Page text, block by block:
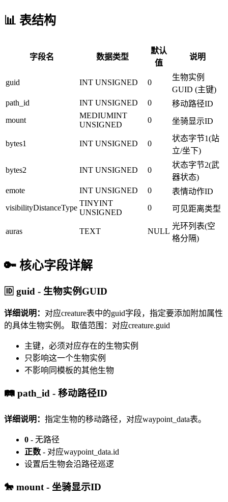
📊 表结构
字段名 数据类型
默认
值
说明
guid INT UNSIGNED 0
生物实例
GUID (主键)
path_id
INT UNSIGNED 0
移动路径ID
mount
MEDIUMINT
UNSIGNED
0 坐骑显示ID
bytes1 INT UNSIGNED 0
状态字节1(站
立/坐下)
bytes2 INT UNSIGNED 0
状态字节2(武
器状态)
emote
INT UNSIGNED 0
表情动作ID
visibilityDistanceType
TINYINT
UNSIGNED
0 可见距离类型
auras TEXT NULL
光环列表(空
格分隔)
🔑 核心字段详解
🆔 guid - 生物实例GUID
详细说明： 对应creature表中的guid字段，指定要添加附加属性
的具体生物实例。 取值范围：对应creature.guid
主键，必须对应存在的生物实例
只影响这一个生物实例
不影响同模板的其他生物
🛤️ path_id - 移动路径ID
详细说明： 指定生物的移动路径，对应waypoint_data表。
0 - 无路径
正数 - 对应waypoint_data.id
设置后生物会沿路径巡逻
🐎 mount - 坐骑显示ID